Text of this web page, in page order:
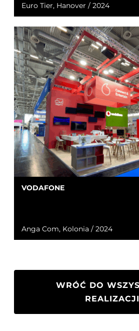
Euro Tier, Hanover / 2024
VODAFONE
Anga Com, Kolonia / 2024
WRÓĆ DO
REALIZACJI